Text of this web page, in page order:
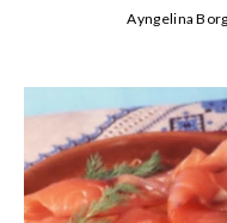
Ayngelina